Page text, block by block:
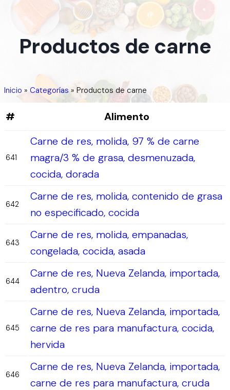
Productos de carne
Inicio » Categorías» Productos de carne
# Alimento
641
Carne de res, molida, 97 % de carne
magra/3 % de grasa, desmenuzada,
cocida, dorada
642
Carne de res, molida, contenido de grasa
no especificado, cocida
643
Carne de res, molida, empanadas,
congelada, cocida, asada
644
Carne de res, Nueva Zelanda, importada,
adentro, cruda
645
Carne de res, Nueva Zelanda, importada,
carne de res para manufactura, cocida,
hervida
646
Carne de res, Nueva Zelanda, importada,
carne de res para manufactura, cruda